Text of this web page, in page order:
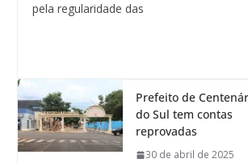
pela regularidade das
Prefeito de
do Sul tem contas
reprovadas
30 de abril de 2025